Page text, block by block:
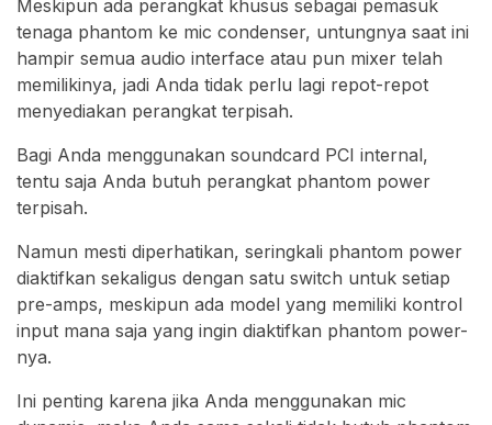
Meskipun ada perangkat khusus sebagai pemasuk
tenaga phantom ke mic condenser, untungnya saat ini
hampir semua audio interface atau pun mixer telah
memilikinya, jadi Anda tidak perlu lagi repot-repot
menyediakan perangkat terpisah.
Bagi Anda menggunakan soundcard PCI internal,
tentu saja Anda butuh perangkat phantom power
terpisah.
Namun mesti diperhatikan, seringkali phantom power
diaktifkan sekaligus dengan satu switch untuk setiap
pre-amps, meskipun ada model yang memiliki kontrol
input mana saja yang ingin diaktifkan phantom power-
nya.
Ini penting karena jika Anda menggunakan mic